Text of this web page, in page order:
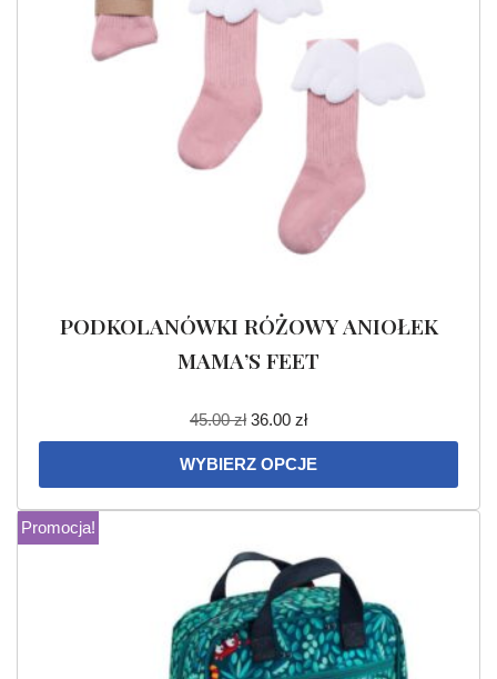
PODKOLANÓWKI RÓŻOWY ANIOŁEK
MAMA’S FEET
45.00zł 36.00 zł
WYBIERZ OPCJE
Promocja!